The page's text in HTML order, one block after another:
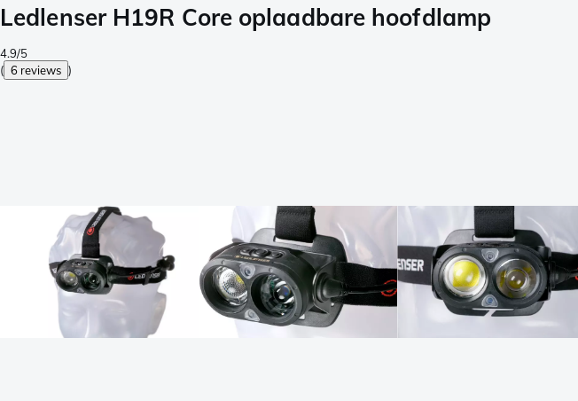
Ledlenser H19R Core oplaadbare hoofdlamp
4.9/5
( 6 reviews )